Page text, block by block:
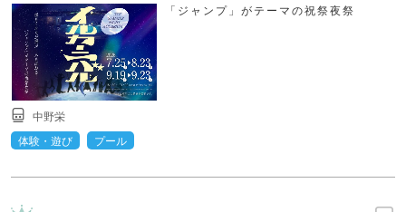
「ジャンプ」がテーマの祝祭夜祭
中野栄
体験・遊び
プール